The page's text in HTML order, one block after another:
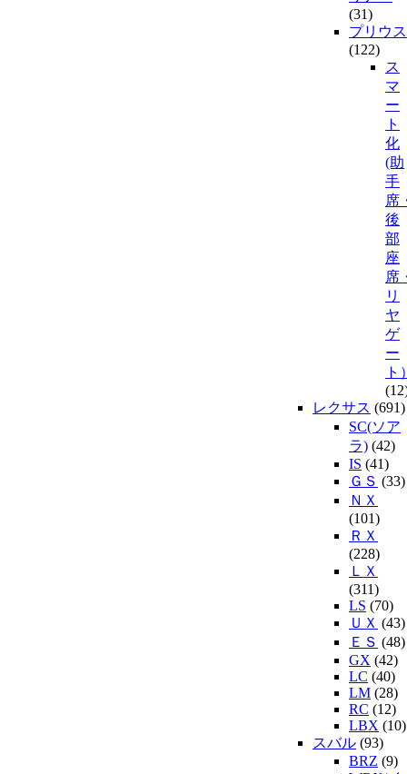
(31)
プリウス
(122)
ス
マ
ー
ト
化
(助
手
席
後
部
座
席
リ
ヤ
ゲ
ー
ト
レクサス (691)
SC(ソア
ラ) (42)
IS (41)
ＧＳ (33)
ＮＸ
(101)
ＲＸ
(228)
ＬＸ
(311)
LS (70)
ＵＸ (43)
ＥＳ (48)
GX (42)
LC (40)
LM (28)
RC (12)
LBX (10)
スバル (93)
BRZ (9)